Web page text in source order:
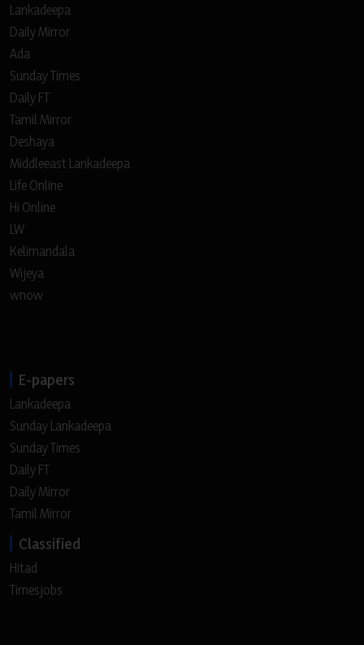
Lankadeepa
Daily Mirror
Ada
Sunday Times
Daily FT
Tamil Mirror
Deshaya
Middleeast Lankadeepa
Life Online
Hi Online
LW
Kelimandala
Wijeya
wnow
E-papers
Lankadeepa
Sunday Lankadeepa
Sunday Times
Daily FT
Daily Mirror
Tamil Mirror
Classified
Hitad
Timesjobs